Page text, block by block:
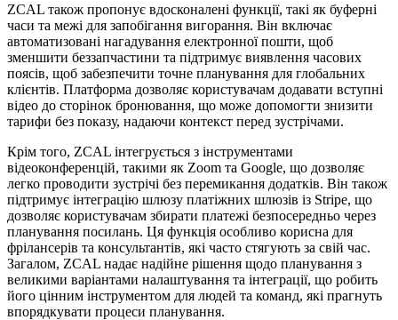
ZCAL також пропонує вдосконалені функції, такі як буферні
часи та межі для запобігання вигорання. Він включає
автоматизовані нагадування електронної пошти, щоб
зменшити беззапчастини та підтримує виявлення часових
поясів, щоб забезпечити точне планування для глобальних
клієнтів. Платформа дозволяє користувачам додавати вступні
відео до сторінок бронювання, що може допомогти знизити
тарифи без показу, надаючи контекст перед зустрічами.
Крім того, ZCAL інтегрується з інструментами
відеоконференцій, такими як Zoom та Google, що дозволяє
легко проводити зустрічі без перемикання додатків. Він також
підтримує інтеграцію шлюзу платіжних шлюзів із Stripe, що
дозволяє користувачам збирати платежі безпосередньо через
планування посилань. Ця функція особливо корисна для
фрілансерів та консультантів, які часто стягують за свій час.
Загалом, ZCAL надає надійне рішення щодо планування з
великими варіантами налаштування та інтеграції, що робить
його цінним інструментом для людей та команд, які прагнуть
впорядкувати процеси планування.